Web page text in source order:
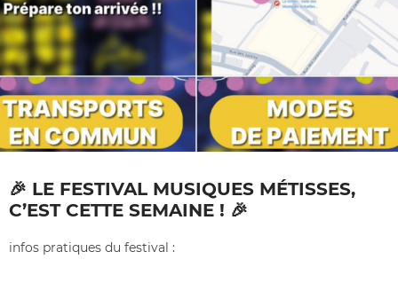
🎉 LE FESTIVAL MUSIQUES MÉTISSES,
C’EST CETTE SEMAINE ! 🎉
infos pratiques du festival :